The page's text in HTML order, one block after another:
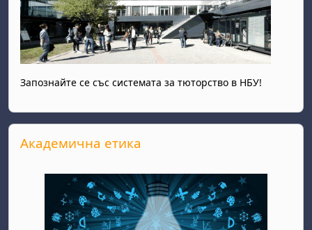
Запознайте се със системата за тюторство в НБУ!
Прескочи Академична етика
Академична етика